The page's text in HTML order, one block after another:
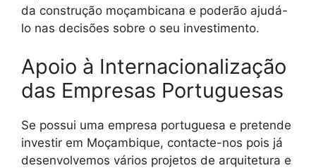
da construção moçambicana e poderão ajudá-
lo nas decisões sobre o seu investimento.
Apoio à Internacionalização
das Empresas Portuguesas
Se possui uma empresa portuguesa e pretende
investir em Moçambique, contacte-nos pois já
desenvolvemos vários projetos de arquitetura e